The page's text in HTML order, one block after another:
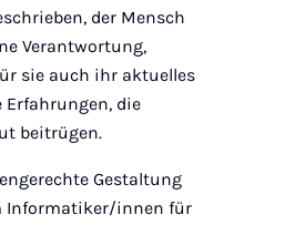
der Mensch
Verantwortung,
sie auch ihr aktuelles
die
beitrügen.
Gestaltung
Informatiker/innen für